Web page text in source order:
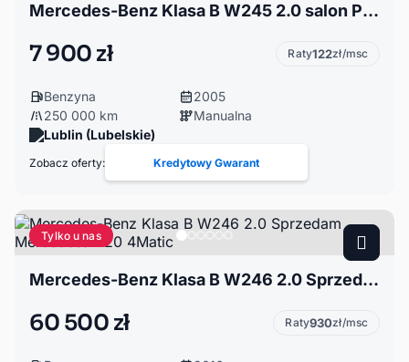
Mercedes-Benz Klasa B W245 2.0 salon Pl Bezwypadkowy Zamiana
7 900 zł Raty122zł/msc
Benzyna
2005
250 000 km
Manualna
Lublin (Lubelskie)
Zobacz oferty: Kredytowy Gwarant
Tylko u nas
Mercedes-Benz Klasa B W246 2.0 Sprzedam Mercedesa 220 4Matic
60 500 zł Raty930zł/msc